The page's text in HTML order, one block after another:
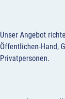
Unser Angebot
Öffentlichen-Hand,
Privatpersonen.